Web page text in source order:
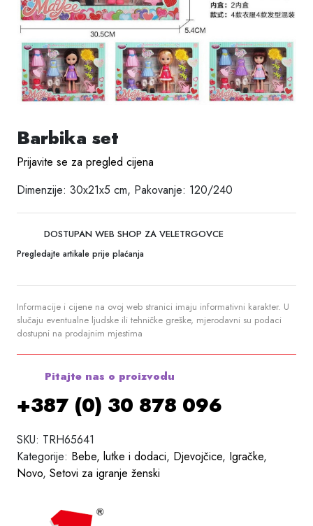
Barbika set
Prijavite se za pregled cijena
Dimenzije: 30x21x5 cm, Pakovanje: 120/240
DOSTUPAN WEB SHOP ZA VELETRGOVCE
Pregledajte artikale prije plaćanja
Informacije i cijene na ovoj web stranici imaju informativni karakter. U
slučaju eventualne ljudske ili tehničke greške, mjerodavni su podaci
dostupni na prodajnim mjestima
Pitajte nas o proizvodu
+387 (0) 30 878 096
SKU: TRH65641
Kategorije: Bebe, lutke i dodaci, Djevojčice, Igračke,
Novo, Setovi za igranje ženski